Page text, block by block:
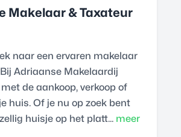
Makelaar & Taxateur
naar een ervaren makelaar
Adriaanse Makelaardij
de aankoop, verkoop of
huis. Of je nu op zoek bent
huisje op het platt... meer